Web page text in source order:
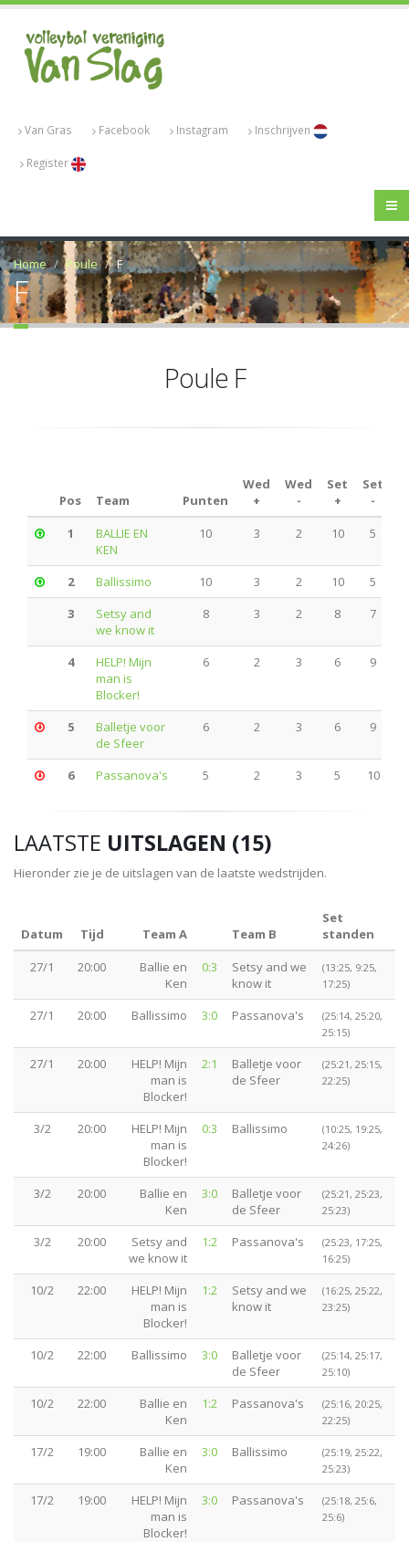
Van Gras Facebook Instagram Inschrijven
Register
Home Poule F
F
Poule F
Pos Team Punten
Wed
+
Wed
-
Set
+
Set
-
1
BALLIE EN
KEN
10 3 2 10 5
2 Ballissimo 10 3 2 10 5
3
Setsy and
we know it
8 3 2 8 7
4
HELP! Mijn
man is
Blocker!
6 2 3 6 9
5
Balletje voor
de Sfeer
6 2 3 6 9
6 Passanova's 5 2 3 5 10
LAATSTE UITSLAGEN (15)
Hieronder zie je de uitslagen van de laatste wedstrijden.
Datum Tijd Team A Team B
Set
standen
27/1
20:00
Ballie en
Ken
0:3
Setsy and we
know it
(13:25, 9:25,
17:25)
27/1 20:00 Ballissimo 3:0 Passanova's
(25:14, 25:20,
25:15)
27/1 20:00
HELP! Mijn
man is
Blocker!
2:1
Balletje voor
de Sfeer
(25:21, 25:15,
22:25)
3/2 20:00
HELP! Mijn
man is
Blocker!
0:3 Ballissimo
(10:25, 19:25,
24:26)
3/2 20:00
Ballie en
Ken
3:0
Balletje voor
de Sfeer
(25:21, 25:23,
25:23)
3/2 20:00
Setsy and
we know it
1:2 Passanova's
(25:23, 17:25,
16:25)
10/2 22:00
HELP! Mijn
man is
Blocker!
1:2
Setsy and we
know it
(16:25, 25:22,
23:25)
10/2 22:00 Ballissimo 3:0
Balletje voor
de Sfeer
(25:14, 25:17,
25:10)
10/2 22:00
Ballie en
Ken
1:2 Passanova's
(25:16, 20:25,
22:25)
17/2 19:00
Ballie en
Ken
3:0 Ballissimo
(25:19, 25:22,
25:23)
17/2 19:00
HELP! Mijn
man is
Blocker!
3:0 Passanova's
(25:18, 25:6,
25:6)